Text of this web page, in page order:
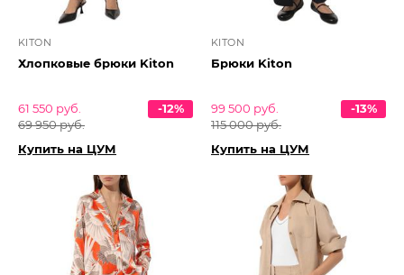
KITON
Хлопковые брюки Kiton
61 550 руб.
69 950 руб.
-12%
Купить на ЦУМ
KITON
Брюки Kiton
99 500 руб.
115 000 руб.
-13%
Купить на ЦУМ